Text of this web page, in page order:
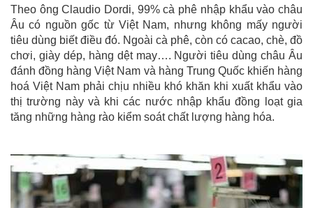
Theo ông Claudio Dordi, 99% cà phê nhập khẩu vào châu
Âu có nguồn gốc từ Việt Nam, nhưng không mấy người
tiêu dùng biết điều đó. Ngoài cà phê, còn có cacao, chè, đồ
chơi, giày dép, hàng dệt may…. Người tiêu dùng châu Âu
đánh đồng hàng Việt Nam và hàng Trung Quốc khiến hàng
hoá Việt Nam phải chịu nhiều khó khăn khi xuất khẩu vào
thị trường này và khi các nước nhập khẩu đồng loạt gia
tăng những hàng rào kiểm soát chất lượng hàng hóa.